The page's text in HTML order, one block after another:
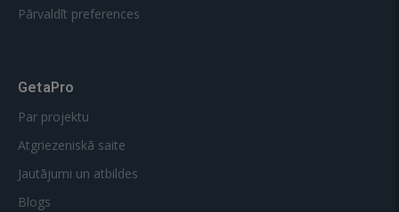
Pārvaldīt preferences
GetaPro
Par projektu
Atgriezeniskā saite
Jautājumi un atbildes
Blogs